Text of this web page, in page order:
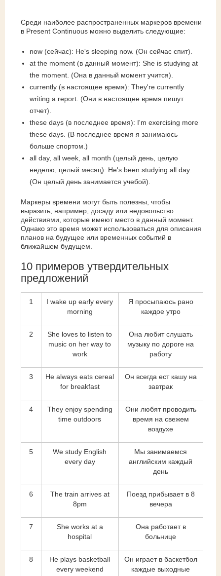
Среди наиболее распространенных маркеров времени
в Present Continuous можно выделить следующие:
now (сейчас): He's sleeping now. (Он сейчас спит).
at the moment (в данный момент): She is studying at
the moment. (Она в данный момент учится).
currently (в настоящее время): They're currently
writing a report. (Они в настоящее время пишут
отчет).
these days (в последнее время): I'm exercising more
these days. (В последнее время я занимаюсь
больше спортом.)
all day, all week, all month (целый день, целую
неделю, целый месяц): He's been studying all day.
(Он целый день занимается учебой).
Маркеры времени могут быть полезны, чтобы
выразить, например, досаду или недовольство
действиями, которые имеют место в данный момент.
Однако это время может использоваться для описания
планов на будущее или временных событий в
ближайшем будущем.
10 примеров утвердительных
предложений
1
I wake up early every
morning
Я просыпаюсь рано
каждое утро
2
She loves to listen to
music on her way to
work
Она любит слушать
музыку по дороге на
работу
3
He always eats cereal
for breakfast
Он всегда ест кашу на
завтрак
4
They enjoy spending
time outdoors
Они любят проводить
время на свежем
воздухе
5
We study English
every day
Мы занимаемся
английским каждый
день
6
The train arrives at
8pm
Поезд прибывает в 8
вечера
7
She works at a
hospital
Она работает в
больнице
8
He plays basketball
every weekend
Он играет в баскетбол
каждые выходные